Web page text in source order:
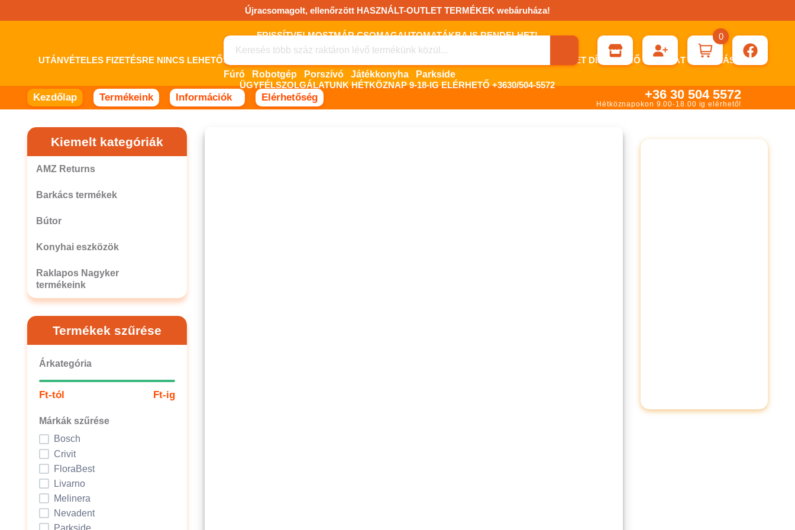
a
Újracsomagolt, ellenőrzött HASZNÁLT-OUTLET TERMÉKEK webáruháza!
FRISSÍTVE! MOSTMÁR CSOMAGAUTOMATÁKBA IS RENDELHET!
UTÁNVÉTELES FIZETÉSRE NINCS LEHETŐSÉG! FIZETNI ONLINE BANKKÁRTYÁVAL LEHETSÉGES, SZÜKSÉG ESETÉN KÉRHET DÍJBEKÉRŐ SZÁMLÁT ÁTUTALÁSHOZ.
ÜGYFÉLSZOLGÁLATUNK HÉTKÖZNAP 9-18-IG ELÉRHETŐ +3630/504-5572
Fúró Robotgép Porszívó Játékkonyha Parkside
0
Kezdőlap Termékeink Információk Elérhetőség +36 30 504 5572
Hétköznapokon 9.00-18.00 ig elérhető!
Kiemelt kategóriák
AMZ Returns
Barkács termékek
Bútor
Konyhai eszközök
Raklapos Nagyker
termékeink
Termékek szűrése
Árkategória
Ft-tól Ft-ig
Márkák szűrése
Bosch
Crivit
FloraBest
Livarno
Melinera
Nevadent